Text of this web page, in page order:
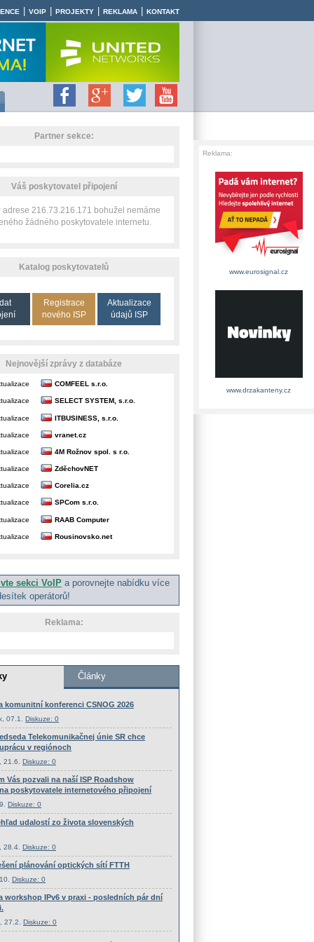
VOIP PROJEKTY REKLAMA KONTAKT
Partner sekce:
Váš poskytovatel připojení
adrese 216.73.216.171 bohužel nemáme
žádného poskytovatele internetu.
Katalog poskytovatelů
Registrace
nového ISP
Aktualizace
údajů ISP
Nejnovější zprávy z databáze
COMFEEL s.r.o.
SELECT SYSTEM, s.r.o.
ITBUSINESS, s.r.o.
vranet.cz
4M Rožnov spol. s r.o.
ZděchovNET
Corelia.cz
SPCom s.r.o.
RAAB Computer
Rousinovsko.net
sekci VoIP a porovnejte nabídku více
operátorů!
Reklama:
Reklama:
www.eurosignal.cz
www.drzakanteny.cz